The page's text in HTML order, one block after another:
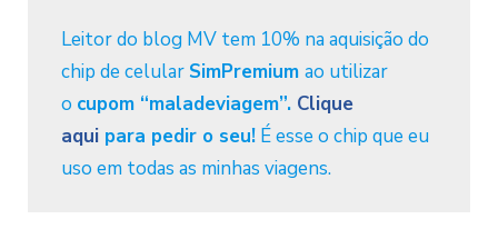
Leitor do blog MV tem 10% na aquisição do
chip de celular SimPremium ao utilizar
o cupom “maladeviagem”. Clique
aqui para pedir o seu! É esse o chip que eu
uso em todas as minhas viagens.